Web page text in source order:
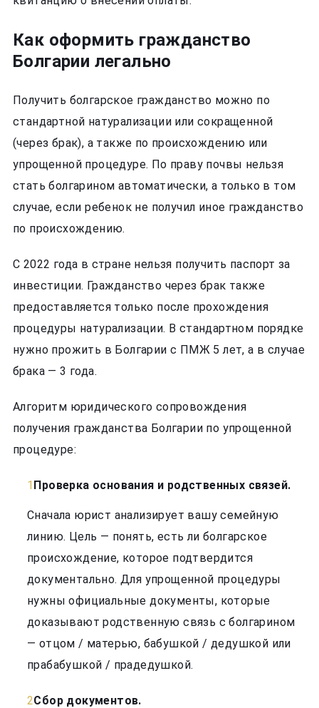
Как оформить гражданство
Болгарии легально
Получить болгарское гражданство можно по
стандартной натурализации или сокращенной
(через брак), а также по происхождению или
упрощенной процедуре. По праву почвы нельзя
стать болгарином автоматически, а только в том
случае, если ребенок не получил иное гражданство
по происхождению.
С 2022 года в стране нельзя получить паспорт за
инвестиции. Гражданство через брак также
предоставляется только после прохождения
процедуры натурализации. В стандартном порядке
нужно прожить в Болгарии с ПМЖ 5 лет, а в случае
брака — 3 года.
Алгоритм юридического сопровождения
получения гражданства Болгарии по упрощенной
процедуре:
Проверка основания и родственных связей.
Сначала юрист анализирует вашу семейную
линию. Цель — понять, есть ли болгарское
происхождение, которое подтвердится
документально. Для упрощенной процедуры
нужны официальные документы, которые
доказывают родственную связь с болгарином
— отцом / матерью, бабушкой / дедушкой или
прабабушкой / прадедушкой.
Сбор документов.